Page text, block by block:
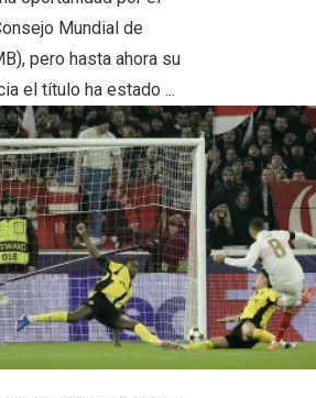
Mundial de
pero hasta ahora su
el título ha estado ...